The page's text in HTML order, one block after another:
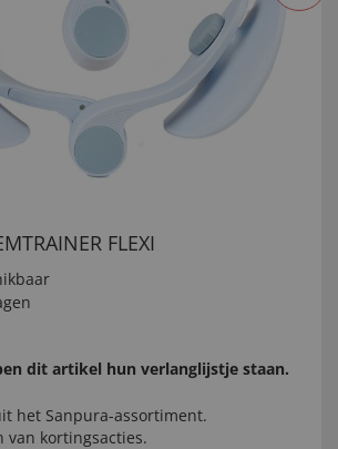
FLEXI
dit artikel hun verlanglijstje staan.
het Sanpura-assortiment.
van kortingsacties.